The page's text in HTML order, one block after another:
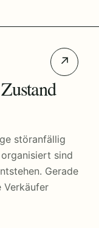
↗
störanfällig
sind
Gerade
Verkäufer